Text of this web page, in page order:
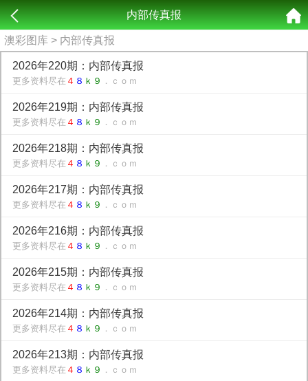
内部传真报
澳彩图库 > 内部传真报
2026年220期：内部传真报
更多资料尽在 ４ ８ ｋ９ ．ｃｏｍ
2026年219期：内部传真报
更多资料尽在 ４ ８ ｋ９ ．ｃｏｍ
2026年218期：内部传真报
更多资料尽在 ４ ８ ｋ９ ．ｃｏｍ
2026年217期：内部传真报
更多资料尽在 ４ ８ ｋ９ ．ｃｏｍ
2026年216期：内部传真报
更多资料尽在 ４ ８ ｋ９ ．ｃｏｍ
2026年215期：内部传真报
更多资料尽在 ４ ８ ｋ９ ．ｃｏｍ
2026年214期：内部传真报
更多资料尽在 ４ ８ ｋ９ ．ｃｏｍ
2026年213期：内部传真报
更多资料尽在 ４ ８ ｋ９ ．ｃｏｍ